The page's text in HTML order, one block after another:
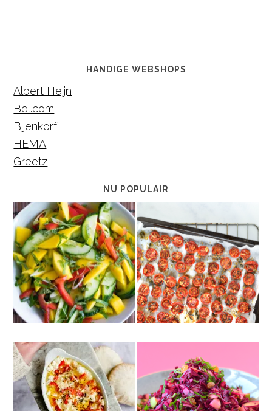
HANDIGE WEBSHOPS
Albert Heijn
Bol.com
Bijenkorf
HEMA
Greetz
NU POPULAIR